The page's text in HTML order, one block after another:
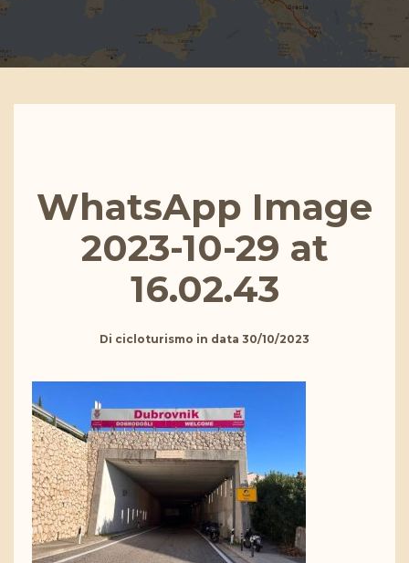
WhatsApp Image
2023-10-29 at
16.02.43
Di cicloturismo in data 30/10/2023